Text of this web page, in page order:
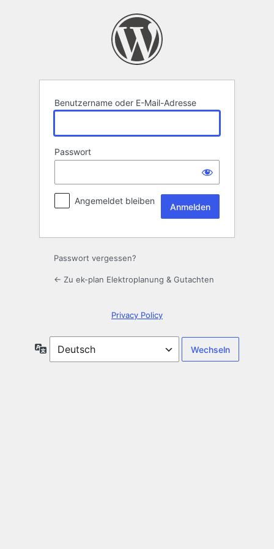
Benutzername oder E-Mail-Adresse
Passwort
Angemeldet bleiben
Passwort vergessen?
← Zu ek-plan Elektroplanung & Gutachten
Privacy Policy
Sprache